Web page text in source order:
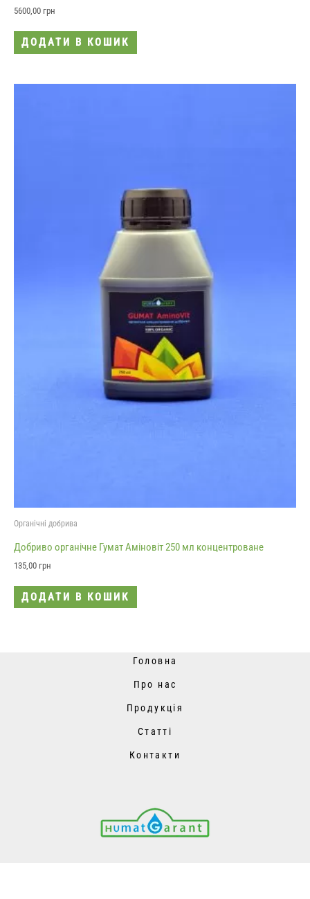
5600,00 грн
ДОДАТИ В КОШИК
Органічні добрива
Добриво органічне Гумат Аміновіт 250 мл концентроване
135,00 грн
ДОДАТИ В КОШИК
Головна
Про нас
Продукція
Статті
Контакти